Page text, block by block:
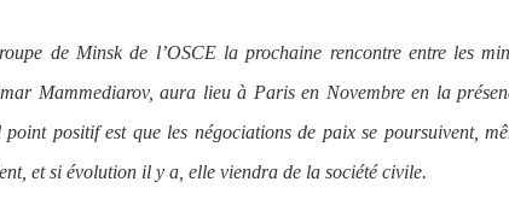
de Minsk de l’OSCE la prochaine rencontre entre les
Mammediarov, aura lieu à Paris en Novembre en la
positif est que les négociations de paix se poursuivent,
et si évolution il y a, elle viendra de la société civile.